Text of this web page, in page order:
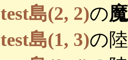
test島(2, 2)の
test島(1, 3)の